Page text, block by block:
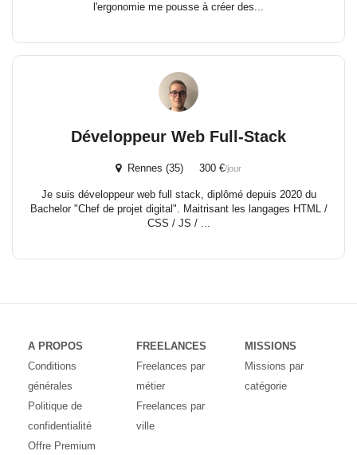
l'ergonomie me pousse à créer des...
Développeur Web Full-Stack
Rennes (35) 300 €/jour
Je suis développeur web full stack, diplômé depuis 2020 du
Bachelor "Chef de projet digital". Maitrisant les langages HTML /
CSS / JS / ...
A PROPOS
Conditions
générales
Politique de
confidentialité
Offre Premium
FREELANCES
Freelances par
métier
Freelances par
ville
MISSIONS
Missions par
catégorie